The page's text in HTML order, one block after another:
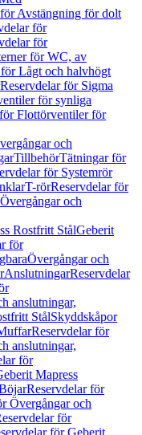
Avstängning för dolt
för
för
för WC, av
Lågt och halvhögt
Reservdelar för Sigma
för synliga
Flottörventiler för
och
TillbehörTätningar för
för Systemrör
T-rörReservdelar för
och
Rostfritt StålGeberit
för
Övergångar och
AnslutningarReservdelar
anslutningar,
StålSkyddskåpor
Reservdelar för
anslutningar,
för
Mapress
Reservdelar för
Övergångar och
för
för Geberit